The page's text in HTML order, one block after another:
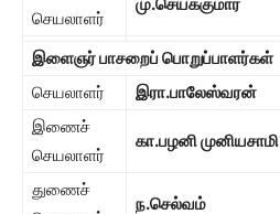
செயலாளர்
இளைஞர் பாசறைப் பொறுப்பாளர்கள்
செயலாளர்
இரா.பாலேஸ்வரன்
இணைச்
செயலாளர்
கா.பழனி முனியசாமி
துணைச்
ந.செல்வம்